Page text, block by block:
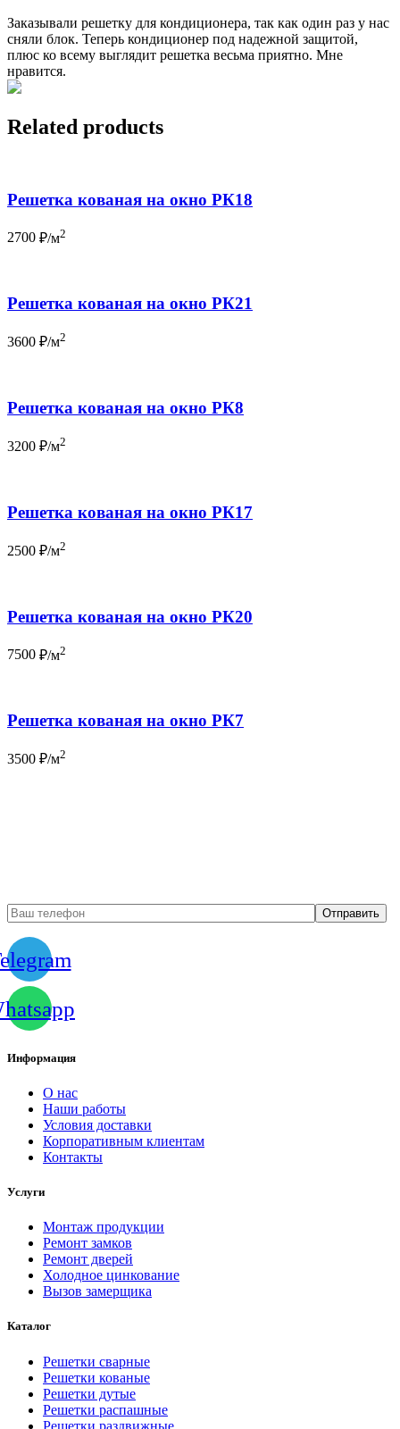
Заказывали решетку для кондиционера, так как один раз у нас
сняли блок. Теперь кондиционер под надежной защитой,
плюс ко всему выглядит решетка весьма приятно. Мне
нравится.
Related products
Решетка кованая на окно РК18
2700 ₽/м2
Решетка кованая на окно РК21
3600 ₽/м2
Решетка кованая на окно РК8
3200 ₽/м2
Решетка кованая на окно РК17
2500 ₽/м2
Решетка кованая на окно РК20
7500 ₽/м2
Решетка кованая на окно РК7
3500 ₽/м2
Информация
О нас
Наши работы
Условия доставки
Корпоративным клиентам
Контакты
Услуги
Монтаж продукции
Ремонт замков
Ремонт дверей
Холодное цинкование
Вызов замерщика
Каталог
Решетки сварные
Решетки кованые
Решетки дутые
Решетки распашные
Решетки раздвижные